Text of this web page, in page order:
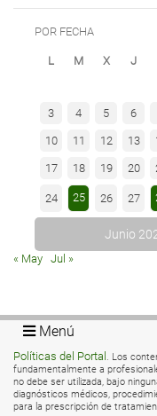
POR FECHA
Junio
L M X J
3 4 5 6
10 11 12 13
17 18 19 20
24 25 26 27
« May Jul »
Menú
Políticas del Portal . Los
fundamentalmente a
no debe ser utilizada, bajo
diagnósticos médicos,
para la prescripción de